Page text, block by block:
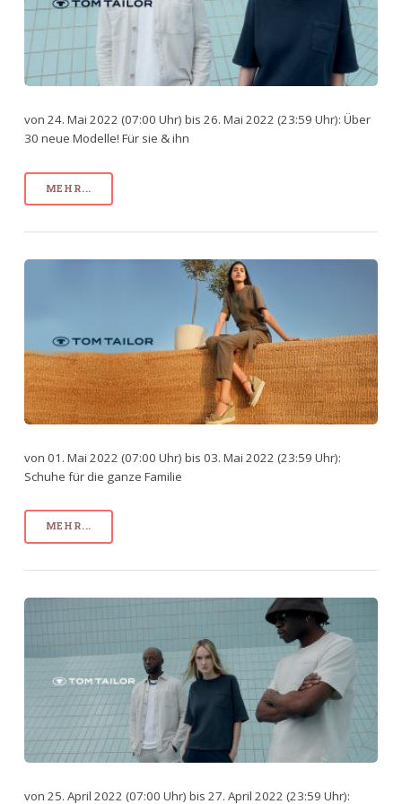
von 24. Mai 2022 (07:00 Uhr) bis 26. Mai 2022 (23:59 Uhr): Über
30 neue Modelle! Für sie & ihn
MEHR...
von 01. Mai 2022 (07:00 Uhr) bis 03. Mai 2022 (23:59 Uhr):
Schuhe für die ganze Familie
MEHR...
von 25. April 2022 (07:00 Uhr) bis 27. April 2022 (23:59 Uhr):